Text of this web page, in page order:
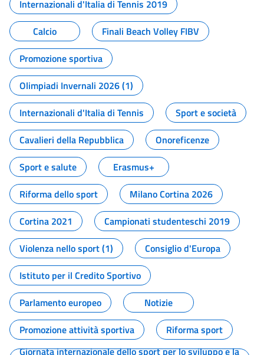
Internazionali d'Italia di Tennis 2019
Calcio
Finali Beach Volley FIBV
Promozione sportiva
Olimpiadi Invernali 2026 (1)
Internazionali d'Italia di Tennis
Sport e società
Cavalieri della Repubblica
Onoreficenze
Sport e salute
Erasmus+
Riforma dello sport
Milano Cortina 2026
Cortina 2021
Campionati studenteschi 2019
Violenza nello sport (1)
Consiglio d'Europa
Istituto per il Credito Sportivo
Parlamento europeo
Notizie
Promozione attività sportiva
Riforma sport
Giornata internazionale dello sport per lo sviluppo e la